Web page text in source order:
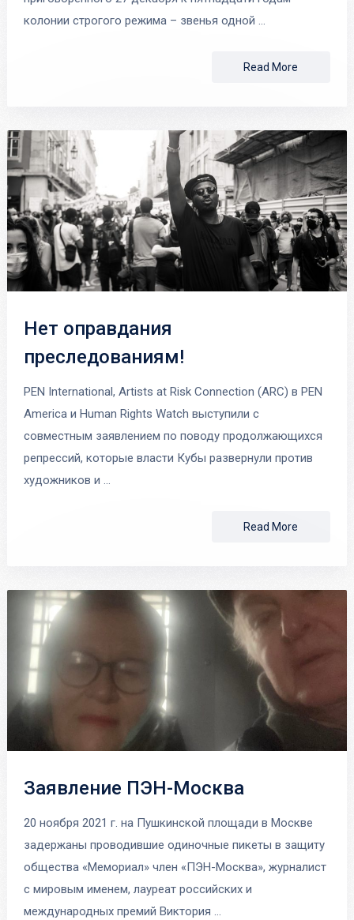
колонии строгого режима – звенья одной …
Read More
Нет оправдания
преследованиям!
PEN International, Artists at Risk Connection (ARC) в PEN
America и Human Rights Watch выступили с
совместным заявлением по поводу продолжающихся
репрессий, которые власти Кубы развернули против
художников и …
Read More
Заявление ПЭН-Москва
20 ноября 2021 г. на Пушкинской площади в Москве
задержаны проводившие одиночные пикеты в защиту
общества «Мемориал» член «ПЭН-Москва», журналист
с мировым именем, лауреат российских и
международных премий Виктория …